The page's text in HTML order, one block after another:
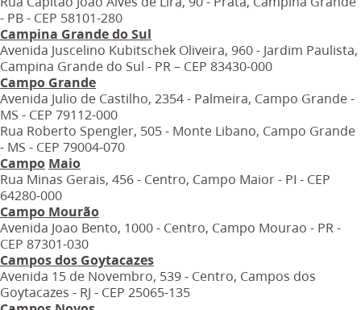
- PB - CEP 58101-280
Campina Grande do Sul
Avenida Juscelino Kubitschek Oliveira, 960 - Jardim Paulista,
Campina Grande do Sul - PR – CEP 83430-000
Campo Grande
Avenida Julio de Castilho, 2354 - Palmeira, Campo Grande -
MS - CEP 79112-000
Rua Roberto Spengler, 505 - Monte Libano, Campo Grande
- MS - CEP 79004-070
Campo Maio
Rua Minas Gerais, 456 - Centro, Campo Maior - PI - CEP
64280-000
Campo Mourão
Avenida Joao Bento, 1000 - Centro, Campo Mourao - PR -
CEP 87301-030
Campos dos Goytacazes
Avenida 15 de Novembro, 539 - Centro, Campos dos
Goytacazes - RJ - CEP 25065-135